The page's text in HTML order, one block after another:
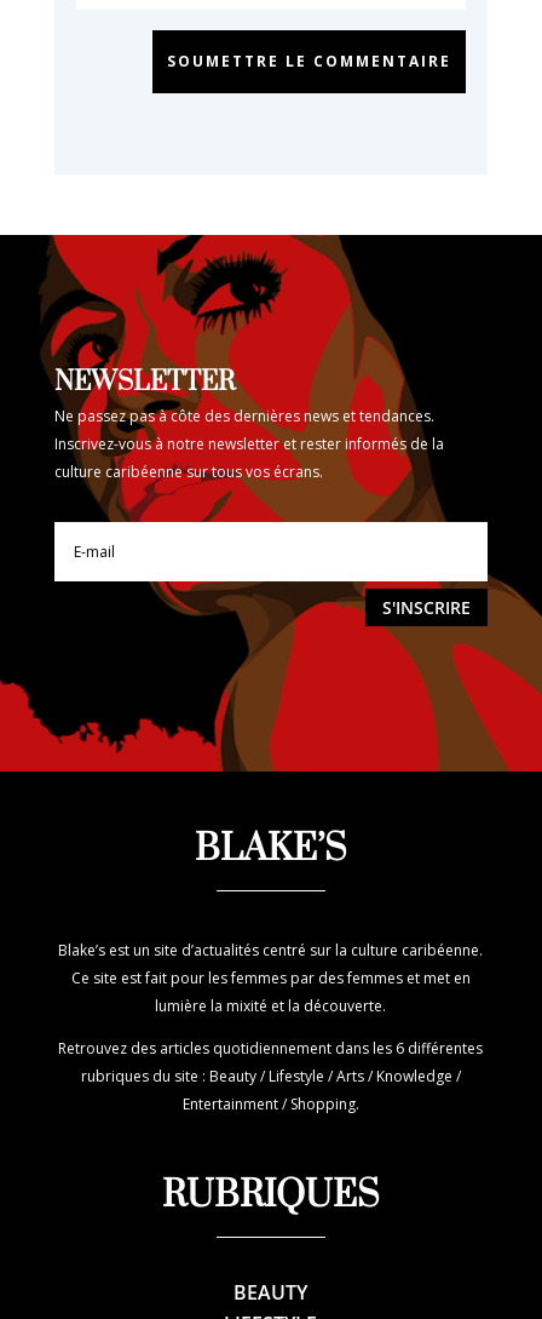
SOUMETTRE LE COMMENTAIRE
NEWSLETTER
Ne passez pas à côte des dernières news et tendances.
Inscrivez-vous à notre newsletter et rester informés de la
culture caribéenne sur tous vos écrans.
S'INSCRIRE
BLAKE’S
Blake’s est un site d’actualités centré sur la culture caribéenne.
Ce site est fait pour les femmes par des femmes et met en
lumière la mixité et la découverte.
Retrouvez des articles quotidiennement dans les 6 différentes
rubriques du site : Beauty / Lifestyle / Arts / Knowledge /
Entertainment / Shopping.
RUBRIQUES
BEAUTY